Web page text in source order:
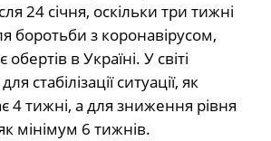
24 січня, оскільки три тижні
боротьби з коронавірусом,
в Україні. У світі
стабілізації ситуації, як
4 тижні, а для зниження рівня
мінімум 6 тижнів.